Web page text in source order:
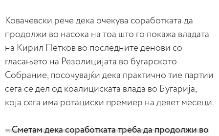
Ковачевски рече дека очекува соработката да
продолжи во насока на тоа што го покажа владата
на Кирил Петков во последните денови со
гласањето на Резолицијата во бугарското
Собрание, посочувајќи дека практично тие партии
сега се дел од коалициската влада во Бугарија,
која сега има ротациски премиер на девет месеци.
– Сметам дека соработката треба да продолжи во